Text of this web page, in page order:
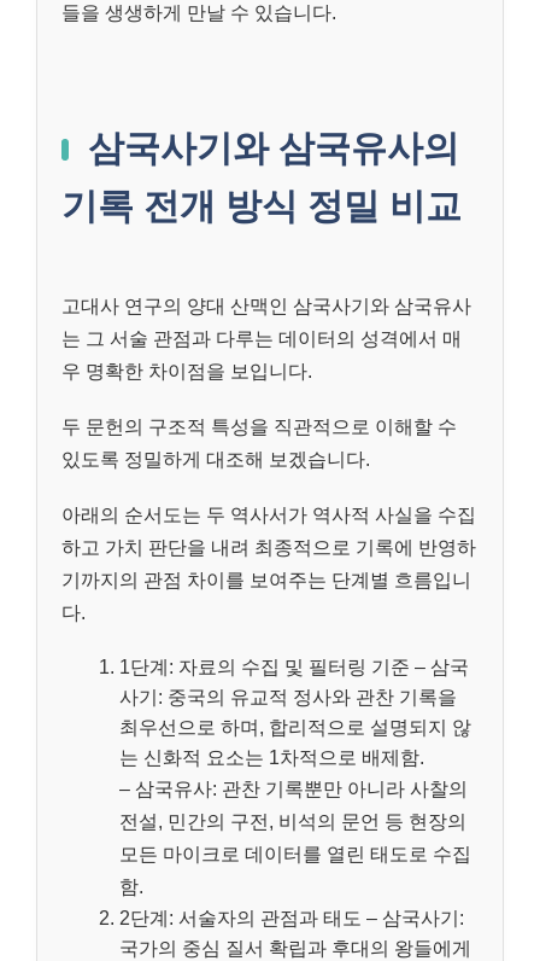
들을 생생하게 만날 수 있습니다.
삼국사기와 삼국유사의
기록 전개 방식 정밀 비교
고대사 연구의 양대 산맥인 삼국사기와 삼국유사
는 그 서술 관점과 다루는 데이터의 성격에서 매
우 명확한 차이점을 보입니다.
두 문헌의 구조적 특성을 직관적으로 이해할 수
있도록 정밀하게 대조해 보겠습니다.
아래의 순서도는 두 역사서가 역사적 사실을 수집
하고 가치 판단을 내려 최종적으로 기록에 반영하
기까지의 관점 차이를 보여주는 단계별 흐름입니
다.
1단계: 자료의 수집 및 필터링 기준 – 삼국
사기: 중국의 유교적 정사와 관찬 기록을
최우선으로 하며, 합리적으로 설명되지 않
는 신화적 요소는 1차적으로 배제함.
– 삼국유사: 관찬 기록뿐만 아니라 사찰의
전설, 민간의 구전, 비석의 문언 등 현장의
모든 마이크로 데이터를 열린 태도로 수집
함.
2단계: 서술자의 관점과 태도 – 삼국사기:
국가의 중심 질서 확립과 후대의 왕들에게